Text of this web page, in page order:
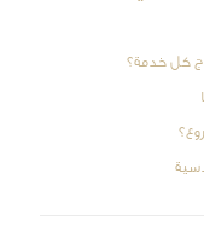
كل خدمة؟